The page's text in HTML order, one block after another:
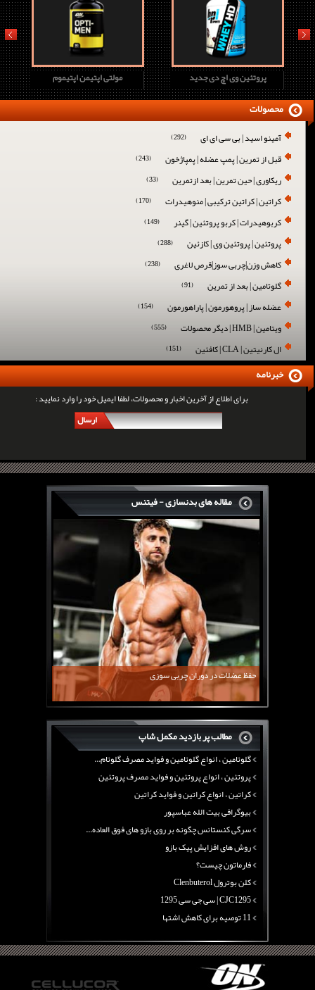
مولتی اپتیمن اپتیموم پروتئین وی اچ دی جدید
prev next
آمینو اسید | بی سی ای ای (292)
قبل از تمرین | پمپ عضله | پمپاژخون (243)
ریکاوری | حین تمرین | بعد ازتمرین (33)
کراتین | کراتین ترکیبی | منوهیدرات (170)
کربوهیدرات | کربو پروتئین | گینر (149)
پروتئین | پروتئین وی | کازئین (288)
کاهش وزن|چربی سوز|قرص لاغری (238)
گلوتامین | بعد از تمرین (91)
عضله ساز | پروهورمون | پاراهورمون (154)
ویتامین | HMB | دیگر محصولات (555)
ال کارنیتین | CLA | کافئین (151)
محصولات
برای اطلاع از آخرین اخبار و محصولات، لطفا ایمیل خود را وارد نمایید :
ارسال
خبرنامه
مقاله های بدنسازی - فیتنس
حفظ عضلات در دوران چربی سوزی
مطالب پر بازدید مکمل شاپ
سرگی کنستانس چگونه بر روی بازو های فوق العاده...
روش های افزایش پیک بازو
فارماتون چیست؟
کلن بوترول Clenbuterol
CJC1295 | سی جی سی 1295
11 توصیه برای کاهش اشتها
معرفی یک برنامه غذایی جامع برای افزایش قد
چربی سوزی با چای سبز
بیوگرافی علی تبریزی
منابع پروتئینی غیر گوشتی
آرژنین ، فواید آرژنین و نقش آرژنین در بدن
گلوتامین ، انواع گلوتامین و فواید مصرف گلوتام...
پروتئین ، انواع پروتئین و فواید مصرف پروتئین
کراتین ، انواع کراتین و فواید کراتین
بیوگرافی بیت الله عباسپور
سرگی کنستانس چگونه بر روی بازو های فوق العاده...
روش های افزایش پیک بازو
فارماتون چیست؟
کلن بوترول Clenbuterol
CJC1295 | سی جی سی 1295
11 توصیه برای کاهش اشتها
چربی سوزی با چای سبز
بیوگرافی علی تبریزی